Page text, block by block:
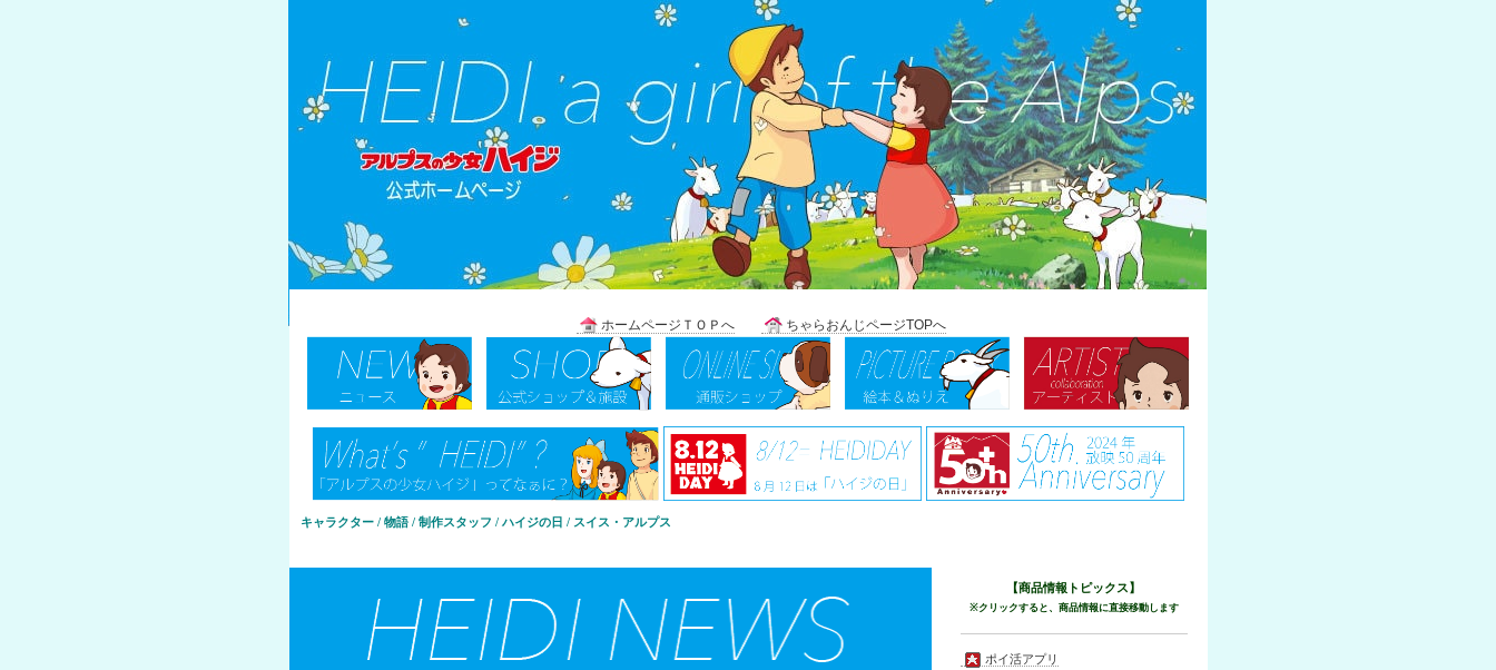
ホームページＴＯＰへ ちゃらおんじページTOPへ
キャラクター / 物語 / 制作スタッフ / ハイジの日 / スイス・アルプス
【商品情報トピックス】
※クリックすると、商品情報に直接移動します
ポイ活アプリ